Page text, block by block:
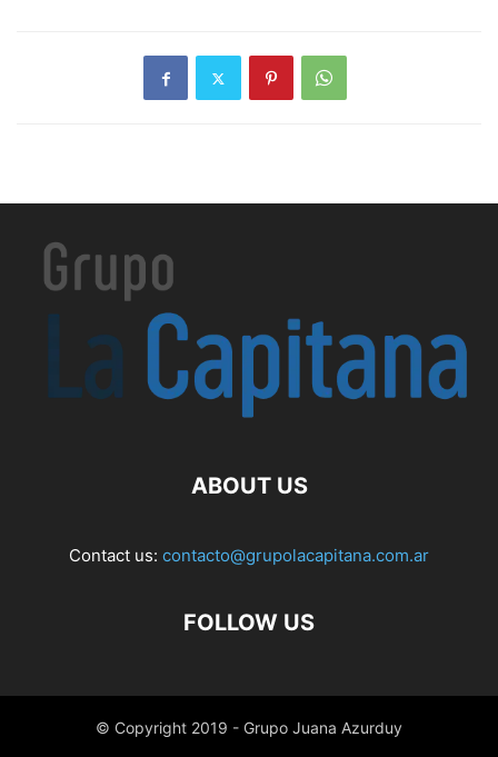
ABOUT US
Contact us: contacto@grupolacapitana.com.ar
FOLLOW US
© Copyright 2019 - Grupo Juana Azurduy